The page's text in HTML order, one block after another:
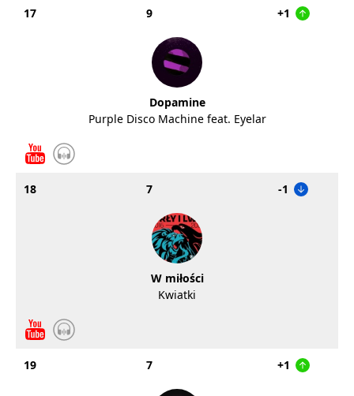
17 9 +1
Dopamine
Purple Disco Machine feat. Eyelar
18 7 -1
W miłości
Kwiatki
19 7 +1